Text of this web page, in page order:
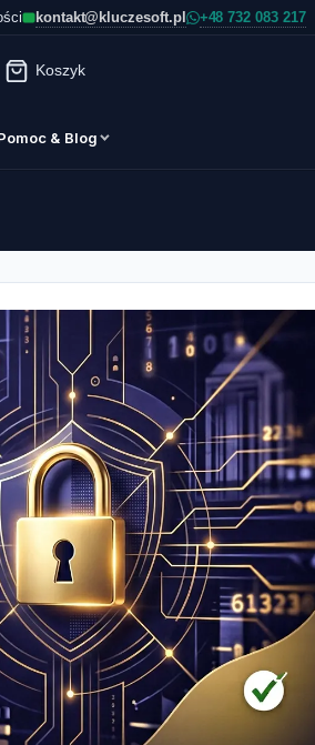
kontakt@kluczesoft.pl
Koszyk
& Blog